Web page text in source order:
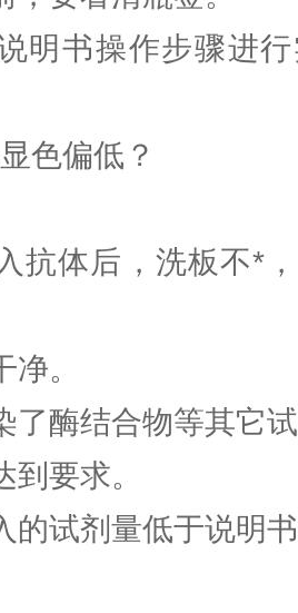
明书操作步骤进
色偏低？
抗体后，洗板不*
干净。
染了酶结合物等
达到要求。
的试剂量低于说